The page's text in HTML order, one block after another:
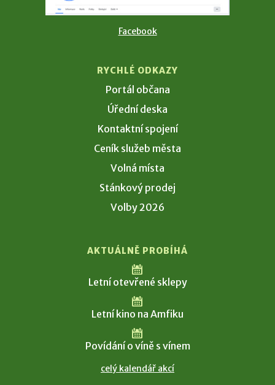
Facebook
RYCHLÉ ODKAZY
Portál občana
Úřední deska
Kontaktní spojení
Ceník služeb města
Volná místa
Stánkový prodej
Volby 2026
AKTUÁLNĚ PROBÍHÁ
Letní otevřené sklepy
Letní kino na Amfiku
Povídání o víně s vínem
celý kalendář akcí